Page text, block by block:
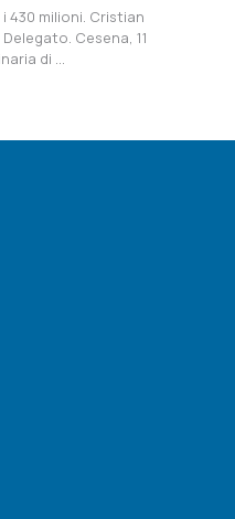
milioni. Cristian
Cesena, 11
di ...